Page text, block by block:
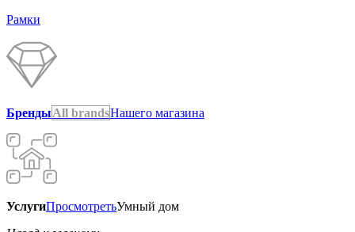
Рамки
БрендыAll brandsНашего магазина
УслугиПросмотретьУмный дом